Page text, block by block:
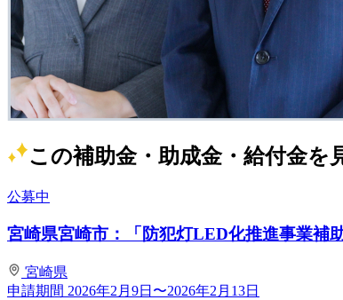
この補助金・助成金・給付金を
公募中
宮崎県宮崎市：「防犯灯LED化推進事業補
宮崎県
申請期間 2026年2月9日〜2026年2月13日